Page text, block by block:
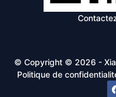
© Copyright © 2026 -
Politique de